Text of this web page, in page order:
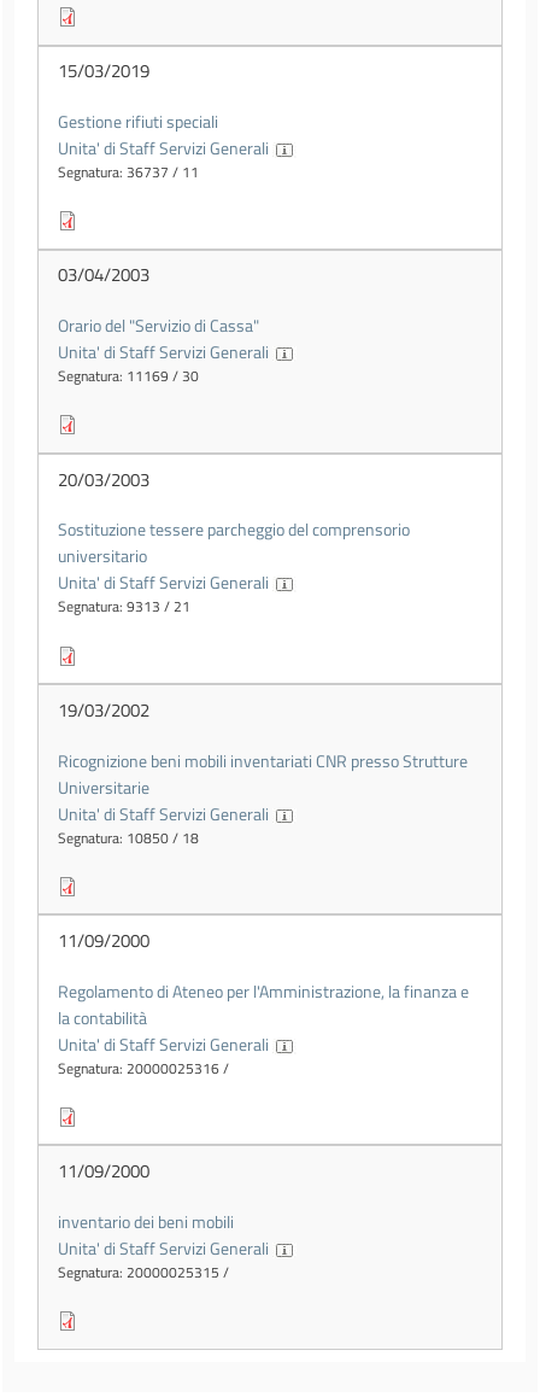
15/03/2019
Gestione rifiuti speciali
Unita' di Staff Servizi Generali
Segnatura: 36737 / 11
03/04/2003
Orario del "Servizio di Cassa"
Unita' di Staff Servizi Generali
Segnatura: 11169 / 30
20/03/2003
Sostituzione tessere parcheggio del comprensorio
universitario
Unita' di Staff Servizi Generali
Segnatura: 9313 / 21
19/03/2002
Ricognizione beni mobili inventariati CNR presso Strutture
Universitarie
Unita' di Staff Servizi Generali
Segnatura: 10850 / 18
11/09/2000
Regolamento di Ateneo per l'Amministrazione, la finanza e
la contabilità
Unita' di Staff Servizi Generali
Segnatura: 20000025316 /
11/09/2000
inventario dei beni mobili
Unita' di Staff Servizi Generali
Segnatura: 20000025315 /